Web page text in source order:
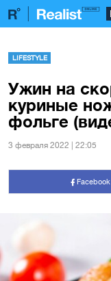
LIFESTYLE
Ужин на
куриные
фольге
3 февраля 2022 | 22:05
Facebook